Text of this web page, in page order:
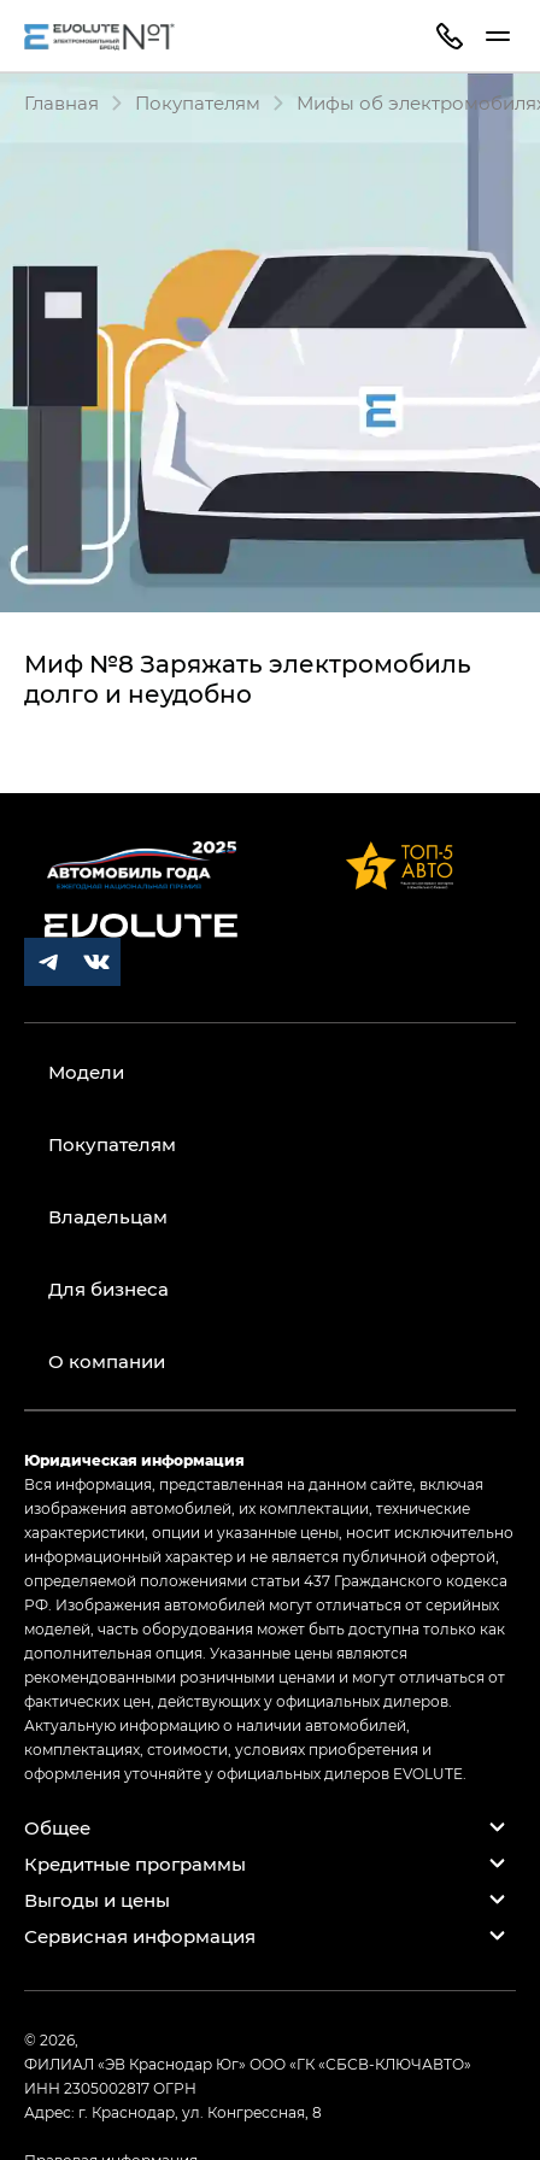
Главная Покупателям Мифы об
Миф №8 Заряжать электромобиль
долго и неудобно
Модели
Покупателям
Владельцам
Для бизнеса
О компании
Юридическая информация
Вся информация, представленная на данном сайте, включая
изображения автомобилей, их комплектации, технические
характеристики, опции и указанные цены, носит исключительно
информационный характер и не является публичной офертой,
определяемой положениями статьи 437 Гражданского кодекса
РФ. Изображения автомобилей могут отличаться от серийных
моделей, часть оборудования может быть доступна только как
дополнительная опция. Указанные цены являются
рекомендованными розничными ценами и могут отличаться от
фактических цен, действующих у официальных дилеров.
Актуальную информацию о наличии автомобилей,
комплектациях, стоимости, условиях приобретения и
оформления уточняйте у официальных дилеров EVOLUTE.
Общее
Кредитные программы
Выгоды и цены
Сервисная информация
© 2026,
ФИЛИАЛ «ЭВ Краснодар Юг» ООО «ГК «СБСВ-КЛЮЧАВТО»
ИНН 2305002817ОГРН
Адрес: г. Краснодар, ул. Конгрессная, 8